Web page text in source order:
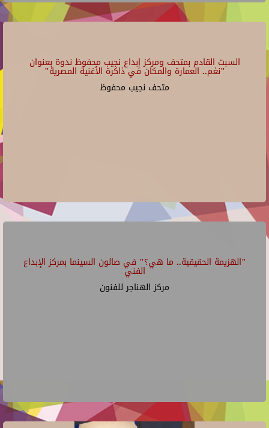
السبت القادم بمتحف ومركز إبداع نجيب محفوظ ندوة بعنوان
"نغم.. العمارة والمكان في ذاكرة الأغنية المصرية"
متحف نجيب محفوظ
"الهزيمة الحقيقية.. ما هي؟" في صالون السينما بمركز الإبداع
الفني
مركز الهناجر للفنون